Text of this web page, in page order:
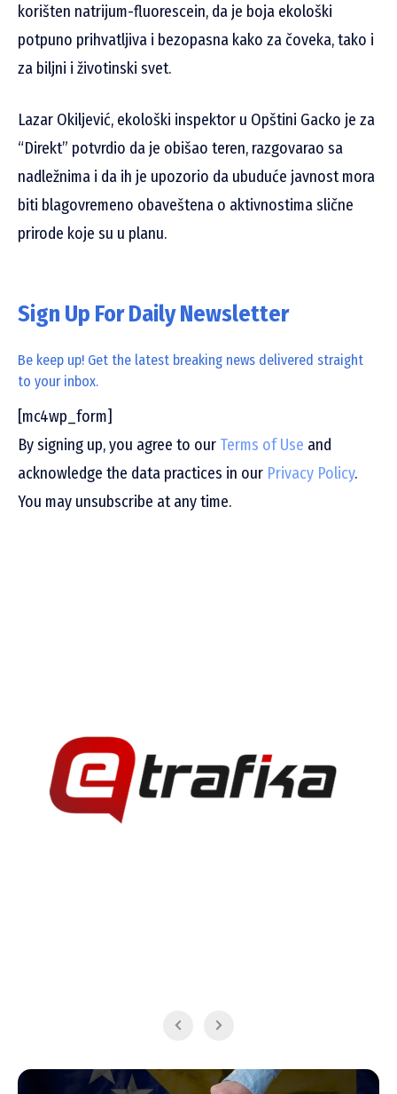
korišten natrijum-fluorescein, da je boja ekološki
potpuno prihvatljiva i bezopasna kako za čoveka, tako i
za biljni i životinski svet.
Lazar Okiljević, ekološki inspektor u Opštini Gacko je za
“Direkt” potvrdio da je obišao teren, razgovarao sa
nadležnima i da ih je upozorio da ubuduće javnost mora
biti blagovremeno obaveštena o aktivnostima slične
prirode koje su u planu.
Sign Up For Daily Newsletter
Be keep up! Get the latest breaking news delivered straight
to your inbox.
[mc4wp_form]
By signing up, you agree to our Terms of Use and
acknowledge the data practices in our Privacy Policy.
You may unsubscribe at any time.